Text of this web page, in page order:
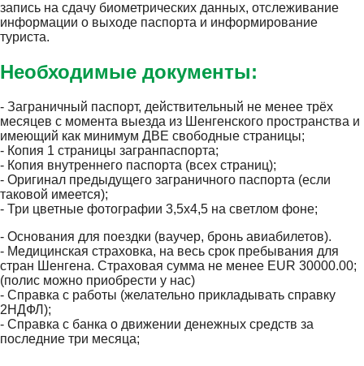
запись на сдачу биометрических данных, отслеживание
информации о выходе паспорта и информирование
туриста.
Необходимые документы:
- Заграничный паспорт, действительный не менее трёх
месяцев с момента выезда из Шенгенского пространства и
имеющий как минимум ДВЕ свободные страницы;
- Копия 1 страницы загранпаспорта;
- Копия внутреннего паспорта (всех страниц);
- Оригинал предыдущего заграничного паспорта (если
таковой имеется);
- Три цветные фотографии 3,5х4,5 на светлом фоне;
- Основания для поездки (ваучер, бронь авиабилетов).
- Медицинская страховка, на весь срок пребывания для
стран Шенгена. Страховая сумма не менее EUR 30000.00;
(полис можно приобрести у нас)
- Справка с работы (желательно прикладывать справку
2НДФЛ);
- Справка с банка о движении денежных средств за
последние три месяца;